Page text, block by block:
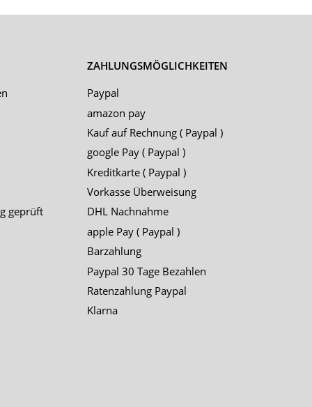
geprüft
ZAHLUNGSMÖGLICHKEITEN
Paypal
amazon pay
Kauf auf Rechnung ( Paypal )
google Pay ( Paypal )
Kreditkarte ( Paypal )
Vorkasse Überweisung
DHL Nachnahme
apple Pay ( Paypal )
Barzahlung
Paypal 30 Tage Bezahlen
Ratenzahlung Paypal
Klarna